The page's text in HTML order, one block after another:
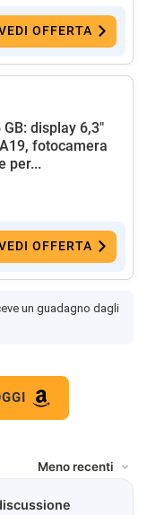
OFFERTA
display 6,3"
fotocamera
per...
OFFERTA
un guadagno dagli